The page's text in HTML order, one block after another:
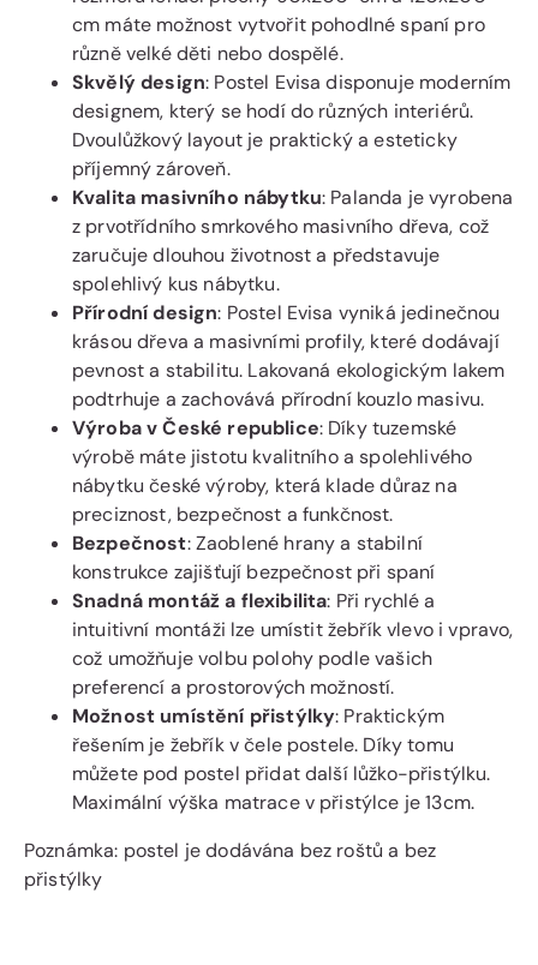
cm máte možnost vytvořit pohodlné spaní pro
různě velké děti nebo dospělé.
Skvělý design: Postel Evisa disponuje moderním
designem, který se hodí do různých interiérů.
Dvoulůžkový layout je praktický a esteticky
příjemný zároveň.
Kvalita masivního nábytku: Palanda je vyrobena
z prvotřídního smrkového masivního dřeva, což
zaručuje dlouhou životnost a představuje
spolehlivý kus nábytku.
Přírodní design: Postel Evisa vyniká jedinečnou
krásou dřeva a masivními profily, které dodávají
pevnost a stabilitu. Lakovaná ekologickým lakem
podtrhuje a zachovává přírodní kouzlo masivu.
Výroba v České republice: Díky tuzemské
výrobě máte jistotu kvalitního a spolehlivého
nábytku české výroby, která klade důraz na
preciznost, bezpečnost a funkčnost.
Bezpečnost: Zaoblené hrany a stabilní
konstrukce zajišťují bezpečnost při spaní
Snadná montáž a flexibilita: Při rychlé a
intuitivní montáži lze umístit žebřík vlevo i vpravo,
což umožňuje volbu polohy podle vašich
preferencí a prostorových možností.
Možnost umístění přistýlky: Praktickým
řešením je žebřík v čele postele. Díky tomu
můžete pod postel přidat další lůžko-přistýlku.
Maximální výška matrace v přistýlce je 13cm.
Poznámka: postel je dodávána bez roštů a bez
přistýlky